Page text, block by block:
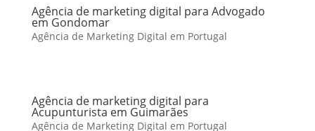
Agência de marketing digital para Advogado
em Gondomar
Agência de Marketing Digital em Portugal
Agência de marketing digital para
Acupunturista em Guimarães
Agência de Marketing Digital em Portugal